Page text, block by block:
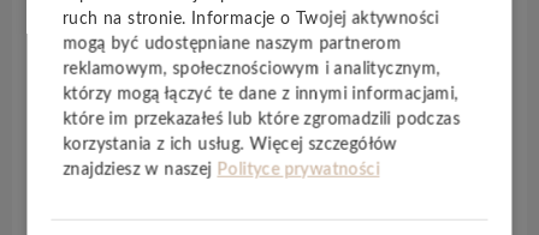
podłogę idealnym wyborem naogrzewanie
podłogowe.
Grubość2,5 mmoraz warstwa użytkowa0,55
mmgwarantują wysoką odporność na ścieranie
i intensywne użytkowanie. Potwierdzeniem
której panele sprawdzą się zarówno w domach,
ruch na stronie. Informacje o Twojej aktywności
mogą być udostępniane naszym partnerom
reklamowym, społecznościowym i analitycznym,
którzy mogą łączyć te dane z innymi informacjami,
które im przekazałeś lub które zgromadzili podczas
korzystania z ich usług. Więcej szczegółów
znajdziesz w naszej Polityce prywatności